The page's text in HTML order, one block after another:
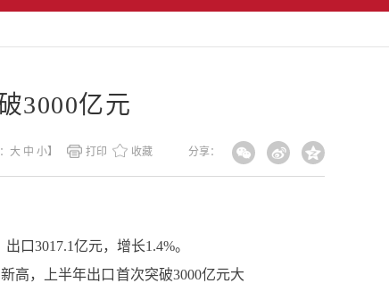
3000亿元
分享：
大 中 小】 打印 收藏
口3017.1亿元，增长1.4%。
高，上半年出口首次突破3000亿元大